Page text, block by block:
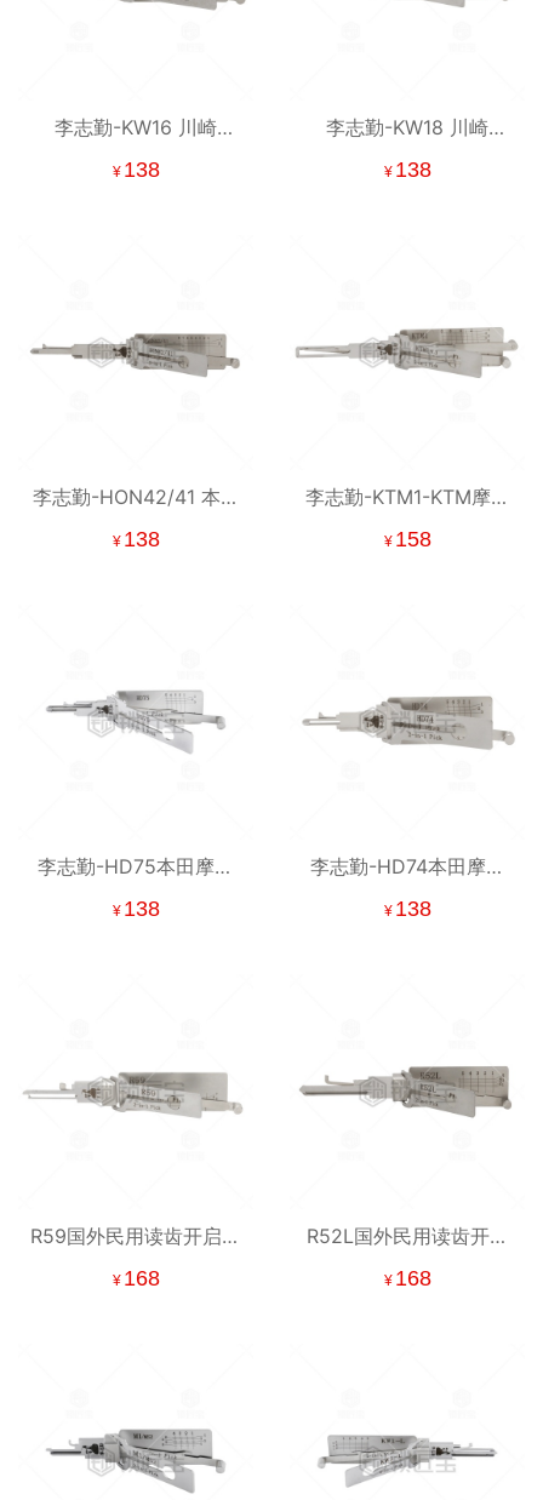
李志勤-KW16 川崎
Kawasaki 摩托车锁读齿
¥ 138
李志勤-KW18 川崎
Kawasaki 摩托车锁读齿
¥ 138
李志勤-HON42/41 本田
摩托车锁读齿开启工具-
¥ 138
李志勤-KTM1-KTM摩托
车锁读齿开启工具-侧铣
¥ 158
李志勤-HD75本田摩托
车读齿开启工具-平铣 李
¥ 138
李志勤-HD74本田摩托
车读齿开启工具-平铣 李
¥ 138
R59国外民用读齿开启工
具-平铣 二合一工具
¥ 168
R52L国外民用读齿开启
工具-平铣 二合一工具
¥ 168